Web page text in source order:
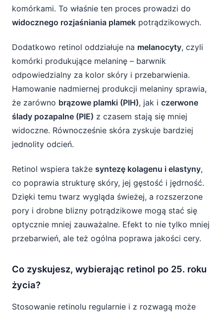
komórkami. To właśnie ten proces prowadzi do
widocznego rozjaśniania plamek potrądzikowych.
Dodatkowo retinol oddziałuje na melanocyty, czyli
komórki produkujące melaninę – barwnik
odpowiedzialny za kolor skóry i przebarwienia.
Hamowanie nadmiernej produkcji melaniny sprawia,
że zarówno brązowe plamki (PIH), jak i czerwone
ślady pozapalne (PIE) z czasem stają się mniej
widoczne. Równocześnie skóra zyskuje bardziej
jednolity odcień.
Retinol wspiera także syntezę kolagenu i elastyny,
co poprawia strukturę skóry, jej gęstość i jędrność.
Dzięki temu twarz wygląda świeżej, a rozszerzone
pory i drobne blizny potrądzikowe mogą stać się
optycznie mniej zauważalne. Efekt to nie tylko mniej
przebarwień, ale też ogólna poprawa jakości cery.
Co zyskujesz, wybierając retinol po 25. roku
życia?
Stosowanie retinolu regularnie i z rozwagą może